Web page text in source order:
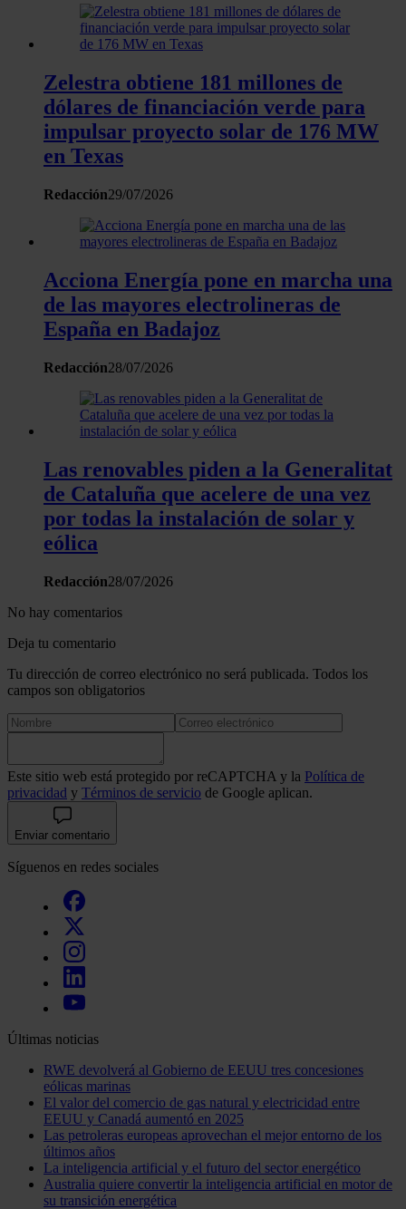
información sobre el uso que haga del sitio web con
nuestros partners de redes sociales, publicidad y análisis
web, quienes pueden combinarla con otra información
que les haya proporcionado o que hayan recopilado a
partir del uso que haya hecho de sus servicios.
Zelestra obtiene 181 millones de
dólares de financiación verde para
impulsar proyecto solar de 176 MW
en Texas
Redacción29/07/2026
Acciona Energía pone en marcha una
de las mayores electrolineras de
España en Badajoz
Redacción28/07/2026
Las renovables piden a la Generalitat
de Cataluña que acelere de una vez
por todas la instalación de solar y
eólica
Redacción28/07/2026
No hay comentarios
Deja tu comentario
Tu dirección de correo electrónico no será publicada. Todos los
campos son obligatorios
Este sitio web está protegido por reCAPTCHA y la Política de
privacidad y Términos de servicio de Google aplican.
Enviar comentario
Síguenos en redes sociales
Últimas noticias
RWE devolverá al Gobierno de EEUU tres concesiones
eólicas marinas
El valor del comercio de gas natural y electricidad entre
EEUU y Canadá aumentó en 2025
Las petroleras europeas aprovechan el mejor entorno de los
últimos años
La inteligencia artificial y el futuro del sector energético
Australia quiere convertir la inteligencia artificial en motor de
su transición energética